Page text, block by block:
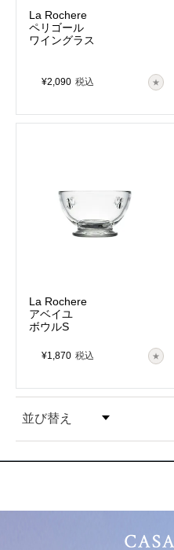
La Rochere
ペリゴール
ワイングラス
¥2,090 税込
La Rochere
アベイユ
ボウルS
¥1,870 税込
並び替え